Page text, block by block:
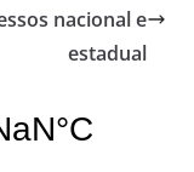
nacional e
estadual